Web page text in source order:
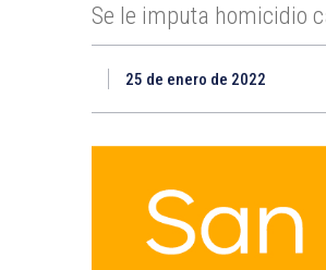
Se le imputa homicidio
25 de enero de 2022